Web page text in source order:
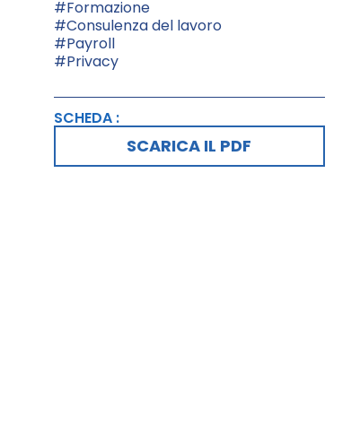
#Formazione
#Consulenza del lavoro
#Payroll
#Privacy
SCHEDA :
SCARICA IL PDF